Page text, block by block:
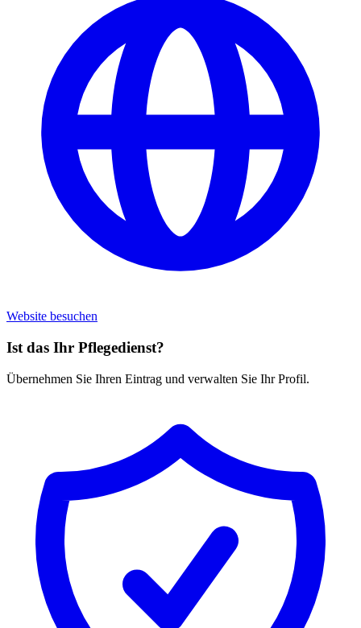
Website besuchen
Ist das Ihr Pflegedienst?
Übernehmen Sie Ihren Eintrag und verwalten Sie Ihr Profil.